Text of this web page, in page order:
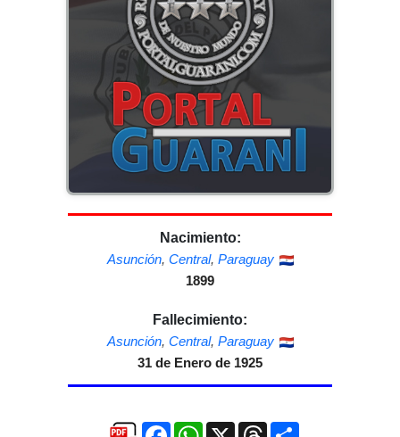
Nacimiento:
Asunción, Central, Paraguay
1899
Fallecimiento:
Asunción, Central, Paraguay
31 de Enero de 1925
FacebookWhatsApp
X ThreadsCompartir